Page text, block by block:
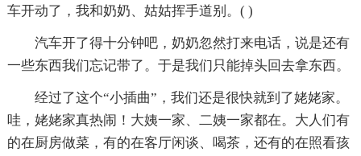
车开动了，我和奶奶、姑姑挥手道别。( )
汽车开了得十分钟吧，奶奶忽然打来电话，说是还有
一些东西我们忘记带了。于是我们只能掉头回去拿东西。
经过了这个“小插曲”，我们还是很快就到了姥姥家。
哇，姥姥家真热闹！大姨一家、二姨一家都在。大人们有
的在厨房做菜，有的在客厅闲谈、喝茶，还有的在照看孩